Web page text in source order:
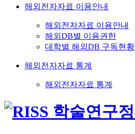
해외전자자료 이용안내
해외전자자료 이용안내
해외DB별 이용권한
대학별 해외DB 구독현황
해외전자자료 통계
해외전자자료 통계